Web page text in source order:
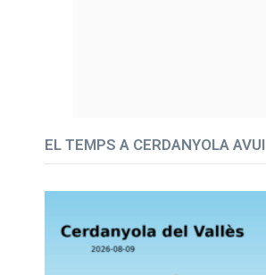
EL TEMPS A CERDANYOLA AVUI